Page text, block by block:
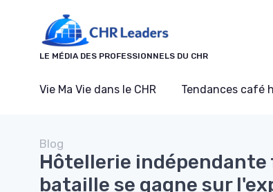
LE MÉDIA DES PROFESSIONNELS DU CHR
Vie Ma Vie dans le CHR Tendances café
Blog
Hôtellerie indépendante
bataille se gagne sur